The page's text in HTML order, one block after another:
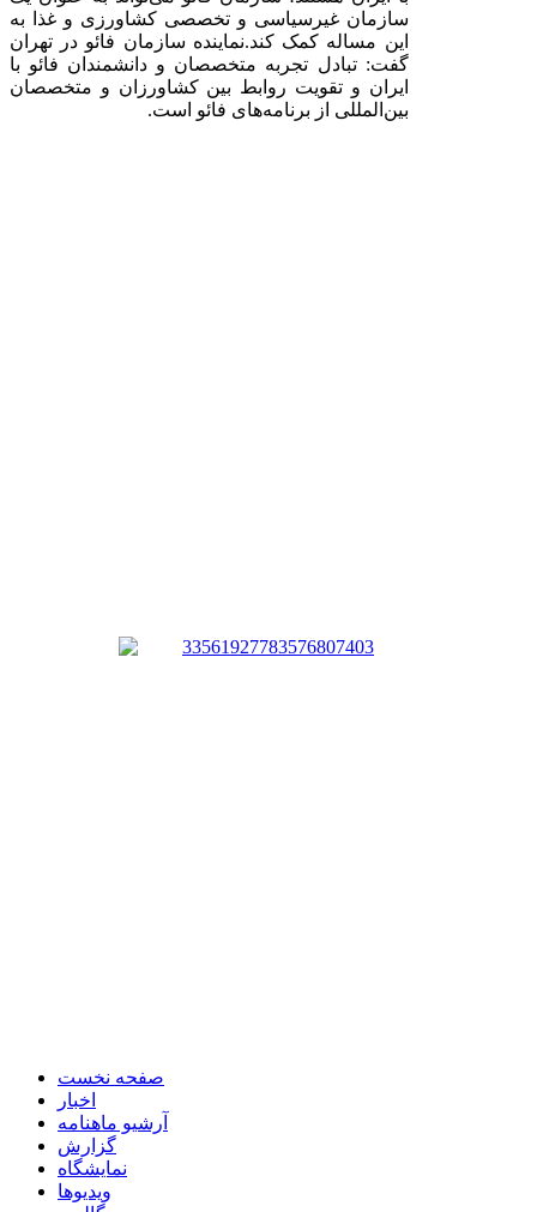
سازمان غیرسیاسی و تخصصی کشاورزی و غذا به
این مساله کمک کند.نماینده سازمان فائو در تهران
گفت: تبادل تجربه متخصصان و دانشمندان فائو با
ایران و تقویت روابط بین کشاورزان و متخصصان
بین المللی از برنامه‌های فائو است.
صفحه نخست
اخبار
آرشیو ماهنامه
گزارش
نمایشگاه
ویدیوها